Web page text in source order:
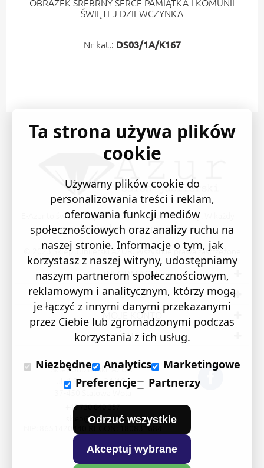
ŚWIĘTEJ DZIEWCZYNKA
Nr kat.: DS03/1A/K167
E-Azur to świetne i sprawdzone miejsce na zakupy. W każdy
produkt wkładamy swoją pasję i serce.
© 2023 Sklep Jubilerski AZUR. Wszystkie prawa zastrzeżone
INFORMACJE
O NAS
MOJE KONTO
BIŻUTERIA
Sklep Jubilerski "AZUR"
ul. 1 Sierpnia 24/105
37-450 Stalowa Wola
+48 730 840 357
sklep@e-azur.pl
NIP: 8651420440 REGON: 180831684
Ta strona używa plików
cookie
Używamy plików cookie do
personalizowania treści i reklam,
oferowania funkcji mediów
społecznościowych oraz analizy ruchu na
naszej stronie. Informacje o tym, jak
korzystasz z naszej witryny, udostępniamy
naszym partnerom społecznościowym,
reklamowym i analitycznym, którzy mogą
je łączyć z innymi danymi przekazanymi
przez Ciebie lub zgromadzonymi podczas
korzystania z ich usług.
Niezbędne
Analytics
Marketingowe
Preferencje
Partnerzy
Odrzuć wszystkie
Akceptuj wybrane